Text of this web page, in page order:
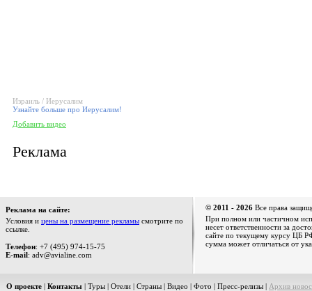
Израиль / Иерусалим
Узнайте больше про Иерусалим!
Добавить видео
Реклама
Реклама на сайте:
Условия и цены на размещение рекламы смотрите по
ссылке.
Телефон: +7 (495) 974-15-75
E-mail: adv@avialine.com
© 2011 - 2026 Все права
При полном или частичном
несет ответственности за
сайте по текущему курсу ЦБ
сумма может отличаться от
О проекте | Контакты | Туры | Отели | Страны | Видео | Фото | Пресс-релизы | Архив